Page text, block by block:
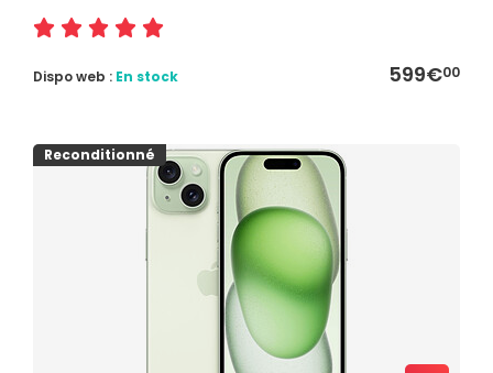
599€00
Dispo web : En stock
Reconditionné